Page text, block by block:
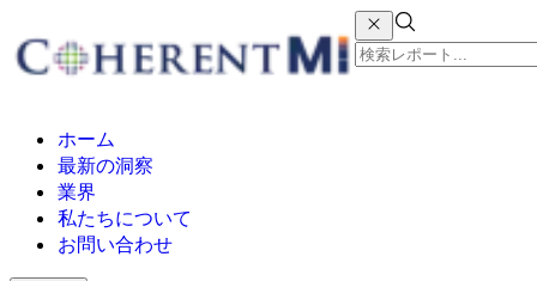
ホーム
最新の洞察
業界
私たちについて
お問い合わせ